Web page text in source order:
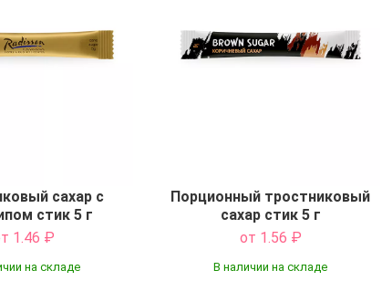
сахар с
стик 5 г
1.46 ₽
на складе
Порционный тростниковый
сахар стик 5 г
от 1.56 ₽
В наличии на складе